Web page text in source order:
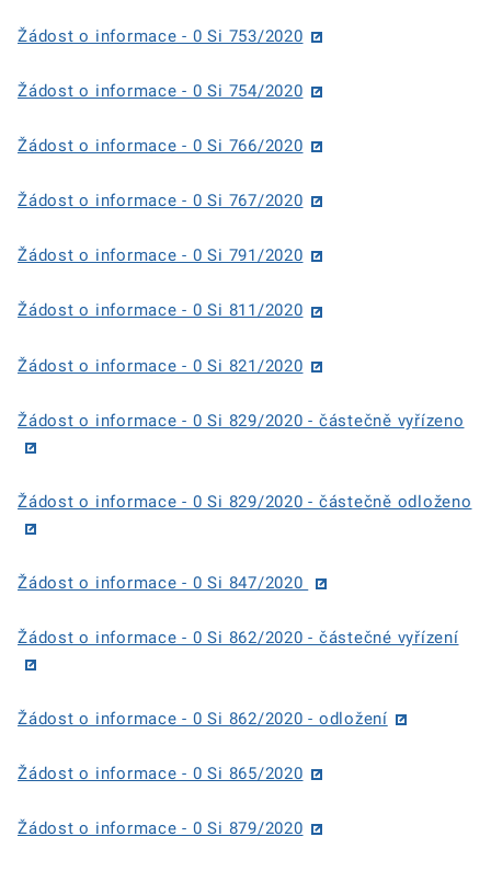
Žádost o informace - 0 Si 753/2020
Žádost o informace - 0 Si 754/2020
Žádost o informace - 0 Si 766/2020
Žádost o informace - 0 Si 767/2020
Žádost o informace - 0 Si 791/2020
Žádost o informace - 0 Si 811/2020
Žádost o informace - 0 Si 821/2020
Žádost o informace - 0 Si 829/2020 - částečně vyřízeno
Žádost o informace - 0 Si 829/2020 - částečně odloženo
Žádost o informace - 0 Si 847/2020
Žádost o informace - 0 Si 862/2020 - částečné vyřízení
Žádost o informace - 0 Si 862/2020 - odložení
Žádost o informace - 0 Si 865/2020
Žádost o informace - 0 Si 879/2020